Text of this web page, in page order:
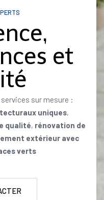
et
sur mesure :
uniques,
qualité, rénovation de
extérieur avec
verts